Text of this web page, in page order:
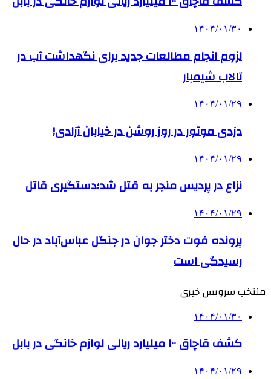
۱۴۰۴/۰۱/۳۰
لزوم انجام مطالعات جدید برای نگهداشت آب در
تالاب شیمبار
۱۴۰۴/۰۱/۲۹
دزدی موتور در روز روشن در خیابان آزادی!
۱۴۰۴/۰۱/۲۹
نزاع در پردیس منجر به قتل شد؛دستگیری قاتل
۱۴۰۴/۰۱/۲۹
پرونده فوت دختر جوان در جنگل عباس‌آباد در حال
رسیدگی است
منتخب سرویس خبری
۱۴۰۴/۰۱/۳۰
کشف قاچاق ۱۰۰ میلیارد ریالی لوازم خانگی در بابل
۱۴۰۴/۰۱/۲۹